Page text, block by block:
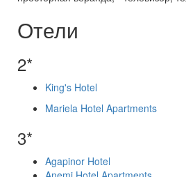
Отели
2*
King's Hotel
Mariela Hotel Apartments
3*
Agapinor Hotel